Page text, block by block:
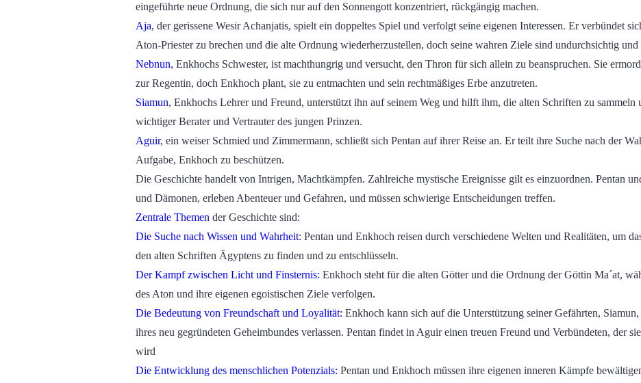
eingeführte neue Ordnung, die sich nur auf den Sonnengott konzentriert, rückgängig machen.
Aja, der gerissene Wesir Achanjatis, spielt ein doppeltes Spiel und verfolgt seine eigenen Interessen. Er verbündet
Aton-Priester zu brechen und die alte Ordnung wiederherzustellen, doch seine wahren Ziele sind undurchsichtig
Nebnun, Enkhochs Schwester, ist machthungrig und versucht, den Thron für sich allein zu beanspruchen. Sie
zur Regentin, doch Enkhoch plant, sie zu entmachten und sein rechtmäßiges Erbe anzutreten.
Siamun, Enkhochs Lehrer und Freund, unterstützt ihn auf seinem Weg und hilft ihm, die alten Schriften zu sammeln
wichtiger Berater und Vertrauter des jungen Prinzen.
Aguir, ein weiser Schmied und Zimmermann, schließt sich Pentan auf ihrer Reise an. Er teilt ihre Suche nach der
Aufgabe, Enkhoch zu beschützen.
Die Geschichte handelt von Intrigen, Machtkämpfen. Zahlreiche mystische Ereignisse gilt es einzuordnen. Pentan
und Dämonen, erleben Abenteuer und Gefahren, und müssen schwierige Entscheidungen treffen.
Zentrale Themen der Geschichte sind:
Die Suche nach Wissen und Wahrheit: Pentan und Enkhoch reisen durch verschiedene Welten und Realitäten, um
den alten Schriften Ägyptens zu finden und zu entschlüsseln.
Der Kampf zwischen Licht und Finsternis: Enkhoch steht für die alten Götter und die Ordnung der Göttin Ma´at,
des Aton und ihre eigenen egoistischen Ziele verfolgen.
Die Bedeutung von Freundschaft und Loyalität: Enkhoch kann sich auf die Unterstützung seiner Gefährten,
ihres neu gegründeten Geheimbundes verlassen. Pentan findet in Aguir einen treuen Freund und Verbündeten, der
wird
Die Entwicklung des menschlichen Potenzials: Pentan und Enkhoch müssen ihre eigenen inneren Kämpfe